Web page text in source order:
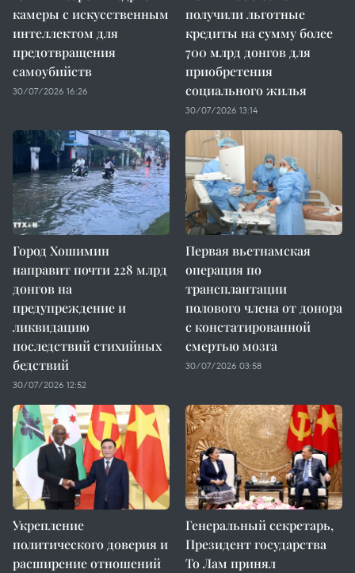
камеры с искусственным
интеллектом для
предотвращения
самоубийств
30/07/2026 16:26
получили льготные
кредиты на сумму более
700 млрд донгов для
приобретения
социального жилья
30/07/2026 13:14
Город Хошимин
направит почти 228 млрд
донгов на
предупреждение и
ликвидацию
последствий стихийных
бедствий
30/07/2026 12:52
Первая вьетнамская
операция по
трансплантации
полового члена от донора
с констатированной
смертью мозга
30/07/2026 03:58
Укрепление
политического доверия и
расширение отношений
Генеральный секретарь,
Президент государства
То Лам принял